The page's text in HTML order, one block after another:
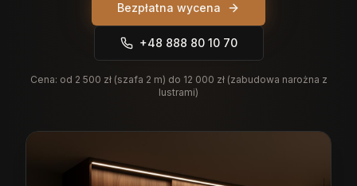
Bezpłatna wycena
+48 888 80 10 70
Cena: od 2 500 zł (szafa 2 m) do 12 000 zł (zabudowa narożna z
lustrami)